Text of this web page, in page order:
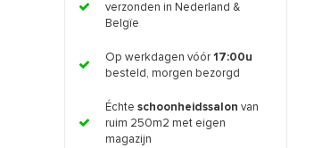
verzonden in Nederland &
Belgïe
Op werkdagen vóór 17:00u
besteld, morgen bezorgd
Échte schoonheidssalon van
ruim 250m2 met eigen
magazijn